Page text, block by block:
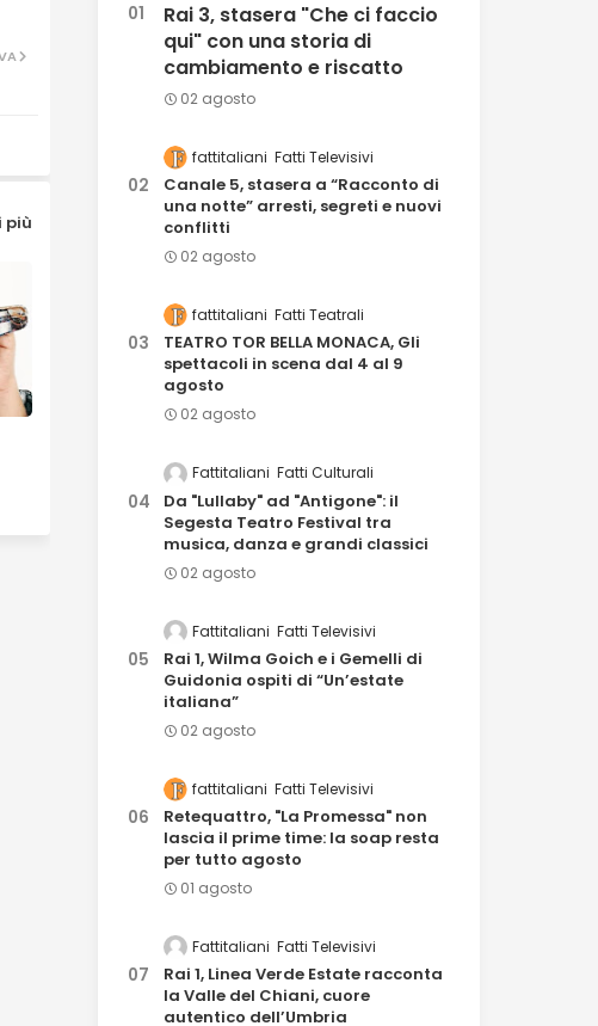
più
Rai 3, stasera "Che ci faccio
qui" con una storia di
cambiamento e riscatto
02 agosto
fattitaliani Fatti Televisivi
Canale 5, stasera a “Racconto di
una notte” arresti, segreti e nuovi
conflitti
02 agosto
fattitaliani Fatti Teatrali
TEATRO TOR BELLA MONACA, Gli
spettacoli in scena dal 4 al 9
agosto
02 agosto
Fattitaliani Fatti Culturali
Da "Lullaby" ad "Antigone": il
Segesta Teatro Festival tra
musica, danza e grandi classici
02 agosto
Fattitaliani Fatti Televisivi
Rai 1, Wilma Goich e i Gemelli di
Guidonia ospiti di “Un’estate
italiana”
02 agosto
fattitaliani Fatti Televisivi
Retequattro, "La Promessa" non
lascia il prime time: la soap resta
per tutto agosto
01 agosto
Fattitaliani Fatti Televisivi
Rai 1, Linea Verde Estate racconta
la Valle del Chiani, cuore
autentico dell’Umbria